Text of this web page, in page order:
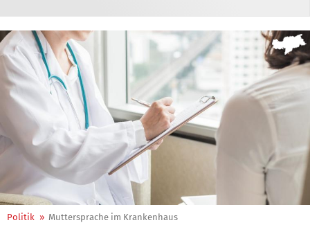
Politik » Muttersprache im Krankenhaus